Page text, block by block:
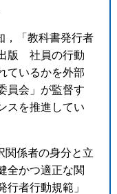
「教科書発行者
版 社員の行動
ているかを外部
員会」が監督す
スを推進してい
係者の身分と立
全かつ適正な関
行者行動規範」